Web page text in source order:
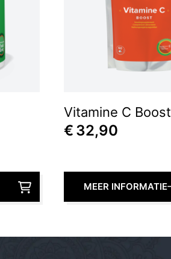
Vitamine C Boost
€ 32,90
MEER INFORMATIE